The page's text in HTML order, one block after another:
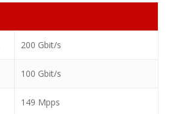
200 Gbit/s
100 Gbit/s
149 Mpps